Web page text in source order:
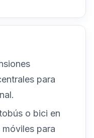
para
o bici en
para